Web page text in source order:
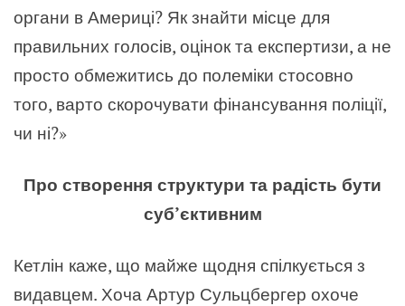
органи в Америці? Як знайти місце для
правильних голосів, оцінок та експертизи, а не
просто обмежитись до полеміки стосовно
того, варто скорочувати фінансування поліції,
чи ні?»
Про створення структури та радість бути
суб’єктивним
Кетлін каже, що майже щодня спілкується з
видавцем. Хоча Артур Сульцбергер охоче